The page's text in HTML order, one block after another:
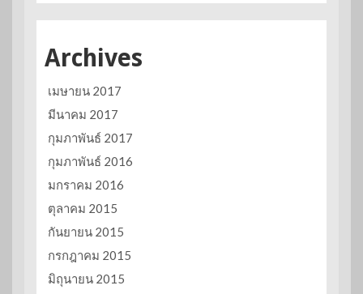
Archives
เมษายน 2017
มีนาคม 2017
กุมภาพันธ์ 2017
กุมภาพันธ์ 2016
มกราคม 2016
ตุลาคม 2015
กันยายน 2015
กรกฎาคม 2015
มิถุนายน 2015